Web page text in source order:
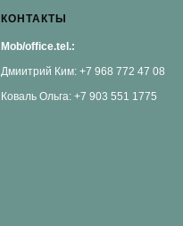
КОНТАКТЫ
Mob/office.tel.:
Дмиитрий Ким: +7 968 772 47 08
Коваль Ольга: +7 903 551 1775